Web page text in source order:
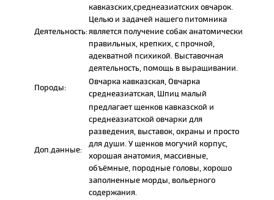
Деятельность:
кавказских,среднеазиатских овчарок.
Целью и задачей нашего питомника
является получение собак анатомически
правильных, крепких, с прочной,
адекватной психикой. Выставочная
деятельность, помощь в выращивании.
Породы:
Овчарка кавказская, Овчарка
среднеазиатская, Шпиц малый
Доп.данные:
предлагает щенков кавказской и
среднеазиатской овчарки для
разведения, выставок, охраны и просто
для души. У щенков могучий корпус,
хорошая анатомия, массивные,
объёмные, породные головы, хорошо
заполненные морды, вольерного
содержания.